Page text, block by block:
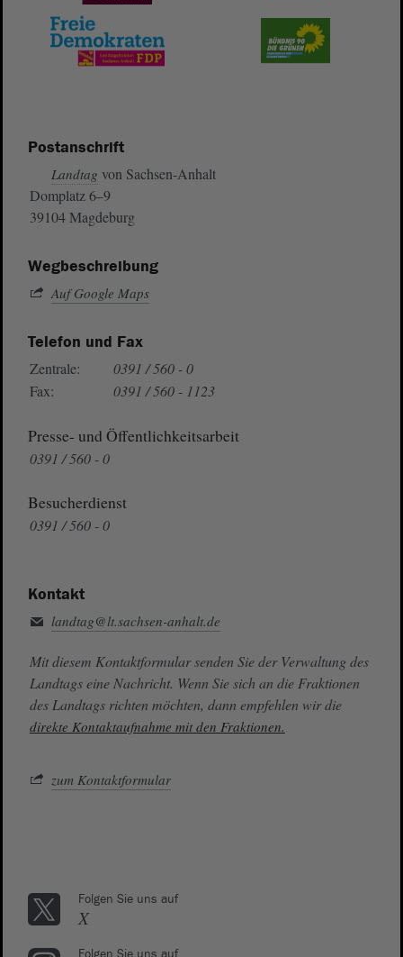
Postanschrift
Landtag von Sachsen-Anhalt
Domplatz 6–9
39104 Magdeburg
Wegbeschreibung
Auf Google Maps
Telefon und Fax
Zentrale:
0391 / 560 - 0
Fax:
0391 / 560 - 1123
Presse- und Öffentlichkeitsarbeit
0391 / 560 - 0
Besucherdienst
0391 / 560 - 0
Kontakt
landtag@lt.sachsen-anhalt.de
Mit diesem Kontaktformular senden Sie der Verwaltung des
Landtags eine Nachricht. Wenn Sie sich an die Fraktionen
des Landtags richten möchten, dann empfehlen wir die
direkte Kontaktaufnahme mit den Fraktionen.
zum Kontaktformular
Folgen Sie uns auf
X